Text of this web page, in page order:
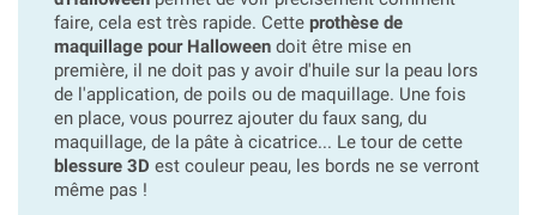
faire, cela est très rapide. Cette prothèse de
maquillage pour Halloween doit être mise en
première, il ne doit pas y avoir d'huile sur la peau lors
de l'application, de poils ou de maquillage. Une fois
en place, vous pourrez ajouter du faux sang, du
maquillage, de la pâte à cicatrice... Le tour de cette
blessure 3D est couleur peau, les bords ne se verront
même pas !